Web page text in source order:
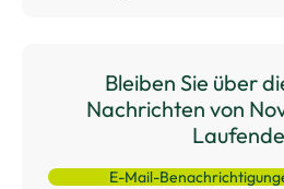
Bleiben Sie über
Nachrichten von
E-Mail-